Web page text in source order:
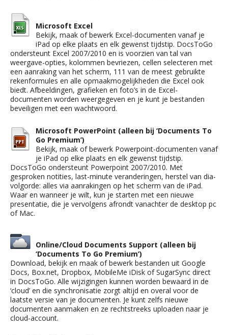
Microsoft Excel
Bekijk, maak of bewerk Excel-documenten vanaf je
iPad op elke plaats en elk gewenst tijdstip. DocsToGo
ondersteunt Excel 2007/2010 en is voorzien van tal van
weergave-opties, kolommen bevriezen, cellen selecteren met
een aanraking van het scherm, 111 van de meest gebruikte
rekenformules en alle opmaakmogelijkheden die Excel ook
biedt. Afbeeldingen, grafieken en foto’s in de Excel-
documenten worden weergegeven en je kunt je bestanden
beveiligen met een wachtwoord.
Microsoft PowerPoint (alleen bij ‘Documents To
Go Premium’)
Bekijk, maak of bewerk Powerpoint-documenten vanaf
je iPad op elke plaats en elk gewenst tijdstip.
DocsToGo ondersteunt Powerpoint 2007/2010. Met
gesproken notities, last-minute veranderingen, herstel van dia-
volgorde: alles via aanrakingen op het scherm van de iPad.
Waar en wanneer je wilt, kun je starten met een nieuwe
presentatie, die je vervolgens afrondt vanachter de desktop pc
of Mac.
Online/Cloud Documents Support (alleen bij
‘Documents To Go Premium’)
Download, bekijk en maak of bewerk bestanden uit Google
Docs, Box.net, Dropbox, MobileMe iDisk of SugarSync direct
in DocsToGo. Alle wijzigingen kunnen worden bewaard in de
‘cloud’ en die synchronisatie zorgt altijd en overal voor de
laatste versie van je documenten. Je kunt zelfs nieuwe
documenten aanmaken en ze rechtstreeks uploaden naar je
cloud-account.